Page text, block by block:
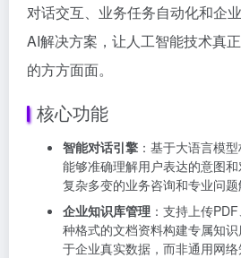
对话交互、业务任务自动化和企
AI解决方案，让人工智能技术真
的方方面面。
核心功能
智能对话引擎 ：基于大语言模
能够准确理解用户表达的意图
复杂多变的业务咨询和专业问
企业知识库管理 ：支持上传
种格式的文档资料构建专属知
于企业真实数据，而非通用网络